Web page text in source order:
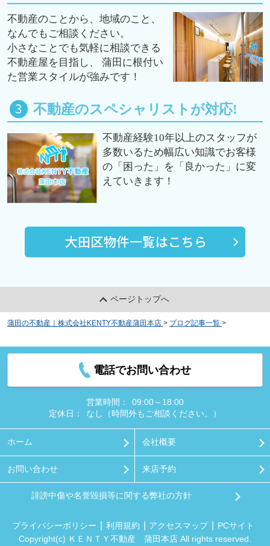
不動産のことから、地域のこと、
なんでもご相談ください。
小さなことでも気軽に相談できる
不動産屋を目指し、 蒲田に根付い
た営業スタイルが強みです！
不動産のスペシャリストが対応!
不動産経験10年以上のスタッフが
多数いるため幅広い知識でお客様
の「困った」を「良かった」に変
えていきます！
ページトップへ
蒲田の不動産｜株式会社KENTY不動産蒲田本店 > ブログ記事一覧 >
電話でお問い合わせ
営業時間：
09:00～18:00
定休日：
なし（時間外もご相談ください。）
ホーム 会社概要
お問い合わせ 来店予約
誹謗中傷や名誉毀損等に関する弊社の方針
プライバシーポリシー 利用規約 アクセスマップ
PCサイト
Copyright(c) ＫＥＮＴＹ不動産 蒲田本店 All rights reserved.